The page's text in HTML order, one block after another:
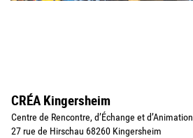
CRÉA Kingersheim
Centre de Rencontre, d’Échange et d’Animation
27 rue de Hirschau 68260 Kingersheim